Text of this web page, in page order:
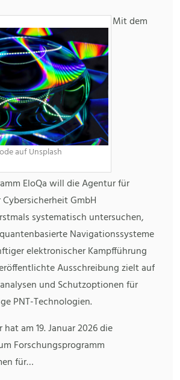
auf Unsplash
Mit dem
EloQa will die Agentur für
GmbH
systematisch untersuchen,
Navigationssysteme
elektronischer Kampfführung
Ausschreibung zielt auf
und Schutzoptionen für
PNT-Technologien.
am 19. Januar 2026 die
Forschungsprogramm
für…